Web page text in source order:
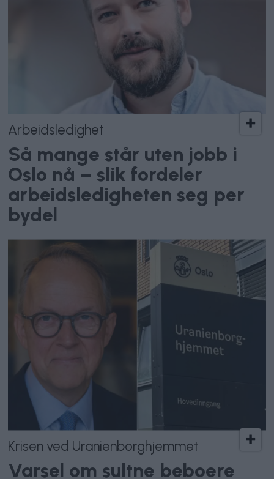
Arbeidsledighet
Så mange står uten jobb i
Oslo nå – slik fordeler
arbeidsledigheten seg per
bydel
Krisen ved Uranienborghjemmet
Varsel om sultne beboere